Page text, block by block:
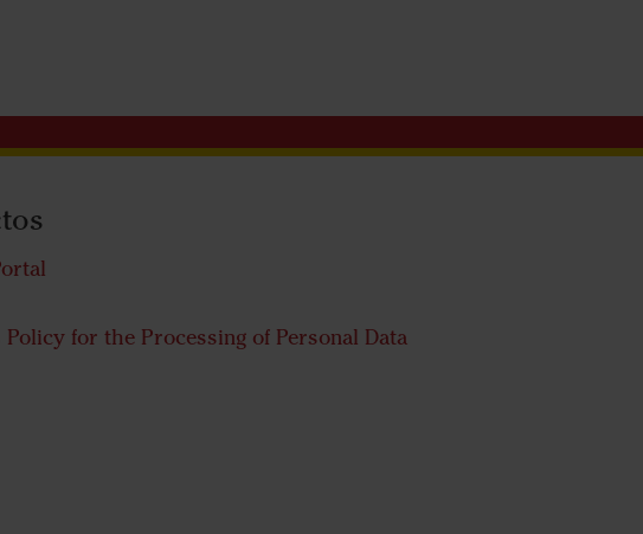
Policy for the Processing of Personal Data